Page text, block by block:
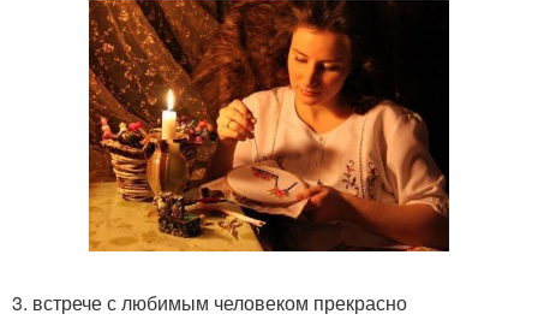
3. встрече с любимым человеком прекрасно